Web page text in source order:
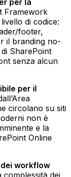
per la
Framework
di codice:
footer,
il branding no-
SharePoint
senza alcun
per il
circolano su siti
non è
e la
Online
workflow